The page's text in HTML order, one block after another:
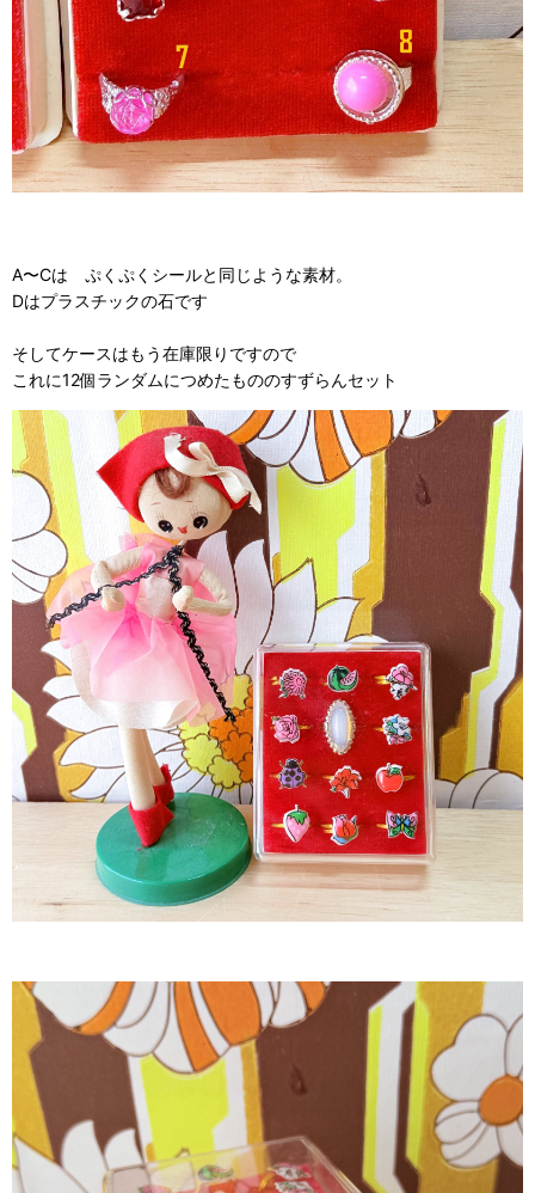
A〜Cは ぷくぷくシールと同じような素材。
Dはプラスチックの石です
そしてケースはもう在庫限りですので
これに12個ランダムにつめたもののすずらんセット